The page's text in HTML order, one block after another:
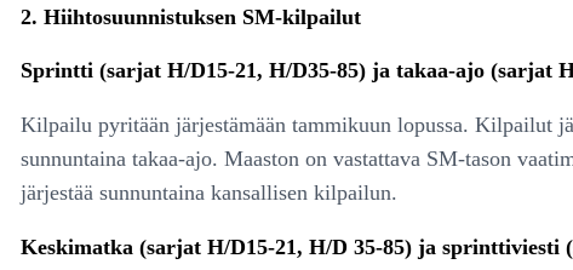
2. Hiihtosuunnistuksen SM-kilpailut
Sprintti (sarjat H/D15-21, H/D35-85) ja takaa-ajo (sarjat
Kilpailu pyritään järjestämään tammikuun lopussa. Kilpailut
sunnuntaina takaa-ajo. Maaston on vastattava SM-tason
järjestää sunnuntaina kansallisen kilpailun.
Keskimatka (sarjat H/D15-21, H/D 35-85) ja sprinttiviesti